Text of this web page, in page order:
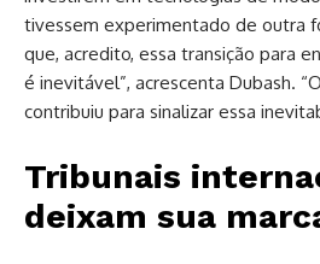
tivessem experimentado de outra
que, acredito, essa transição para
é inevitável”, acrescenta Dubash.
contribuiu para sinalizar essa
Tribunais
deixam sua